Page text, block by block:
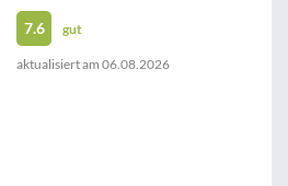
7.6 gut
aktualisiert am 06.08.2026